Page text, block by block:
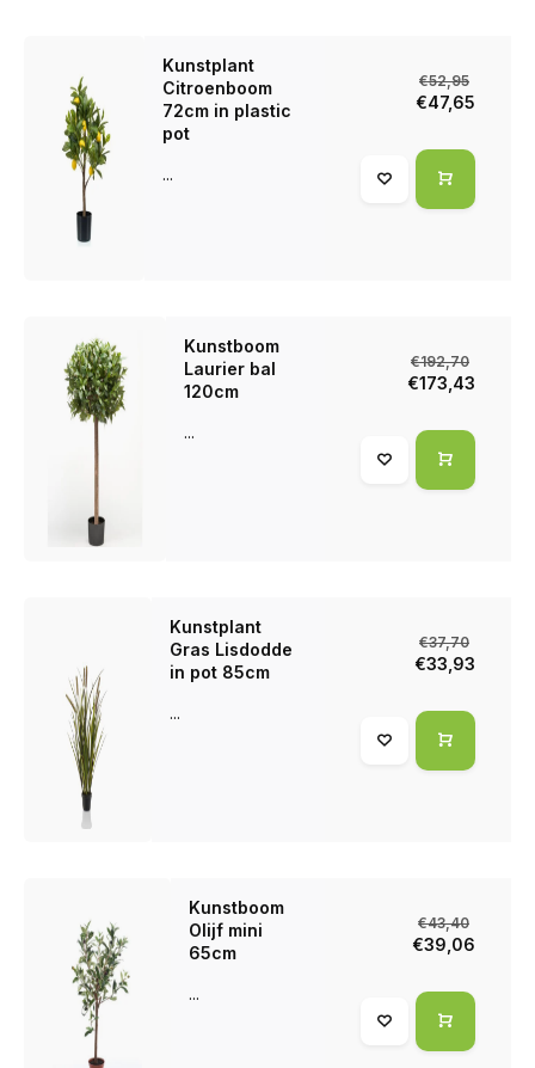
Kunstplant
Citroenboom
72cm in plastic
pot
...
€52,95
€47,65
Kunstboom
Laurier bal
120cm
...
€192,70
€173,43
Kunstplant
Gras Lisdodde
in pot 85cm
...
€37,70
€33,93
Kunstboom
Olijf mini
65cm
...
€43,40
€39,06